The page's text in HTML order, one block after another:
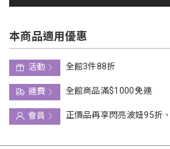
本商品適用優惠
活動
全館3件88折
運費
全館商品滿$1000免運
會員
正價品再享閃亮波妞95折